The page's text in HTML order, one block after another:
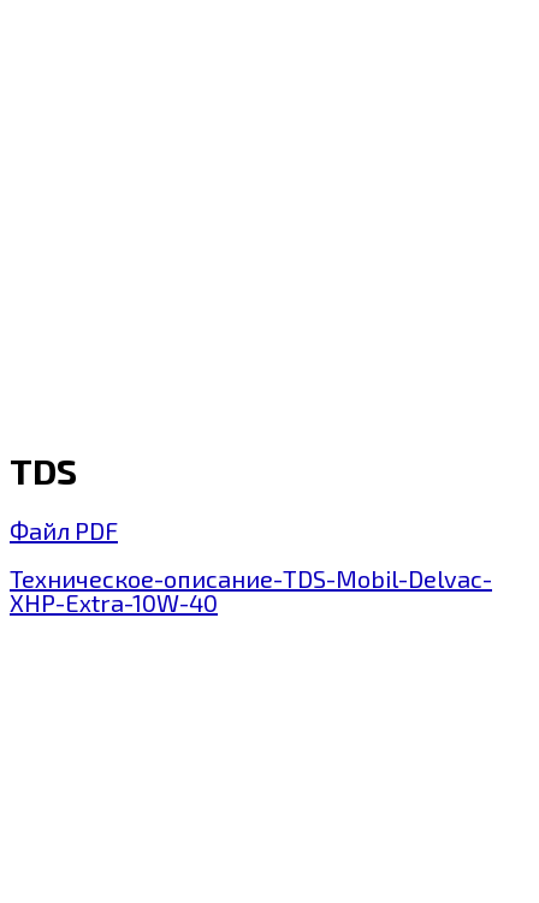
TDS
Файл PDF
Техническое-описание-TDS-Mobil-Delvac-
XHP-Extra-10W-40